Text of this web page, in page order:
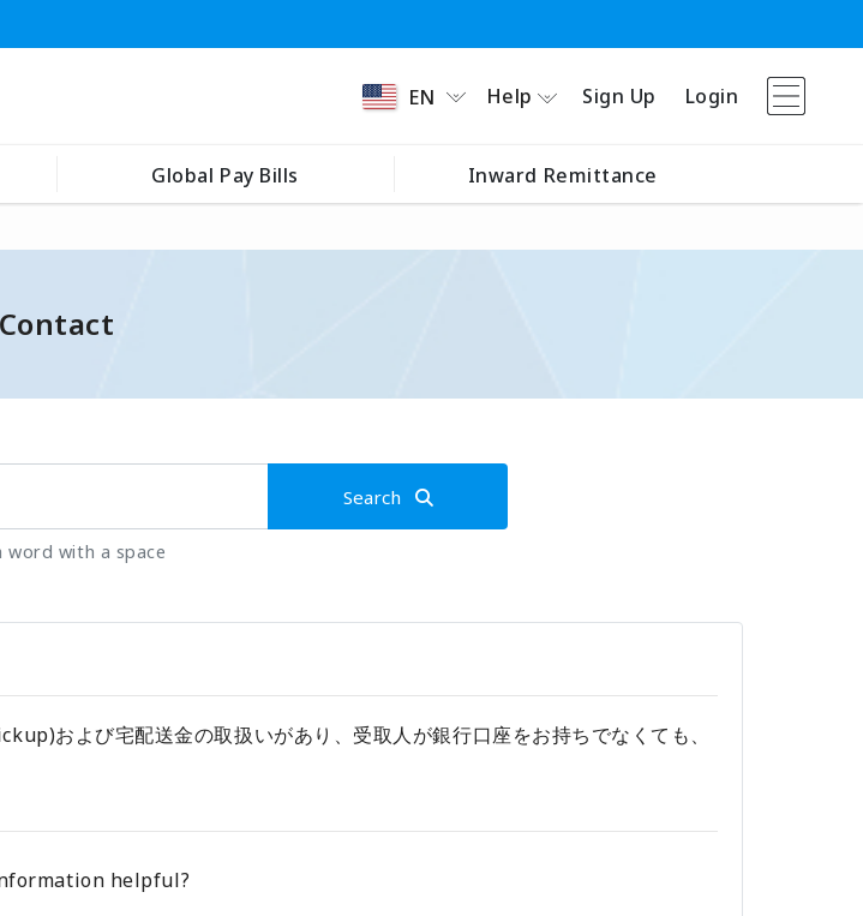
EN Help Sign Up Login
Global Pay Bills Inward Remittance
Contact
Search
word with a space
および宅配送金の取扱いがあり、受取人が銀行口座をお持ちでなくても、
helpful?